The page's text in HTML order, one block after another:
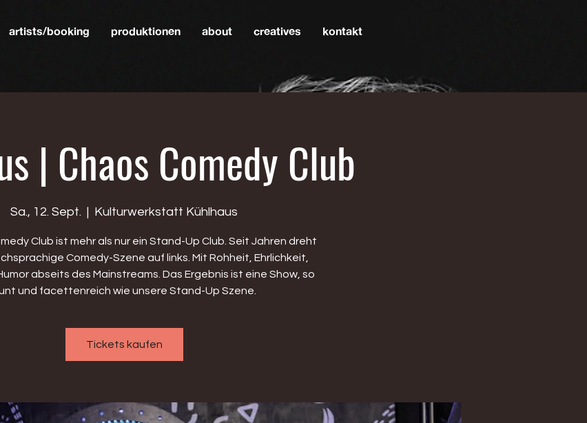
artists/booking produktionen about creatives kontakt
| Chaos Comedy Club
Sa., 12. Sept.
  |
Kulturwerkstatt Kühlhaus
Club ist mehr als nur ein Stand-Up Club. Seit Jahren dreht
Comedy-Szene auf links. Mit Rohheit, Ehrlichkeit,
abseits des Mainstreams. Das Ergebnis ist eine Show, so
und facettenreich wie unsere Stand-Up Szene.
Tickets kaufen